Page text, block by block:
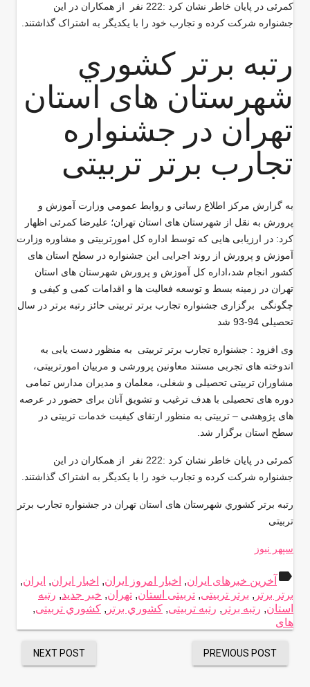
کمرئی در پایان خاطر نشان کرد :222 نفر از همکاران در این
جشنواره شرکت کرده و تجارب خود را با یکدیگر به اشتراک گذاشتند.
رتبه برتر كشوري
شهرستان های استان
تهران در جشنواره
تجارب برتر تربیتی
به گزارش مركز اطلاع رساني و روابط عمومي وزارت آموزش و
پرورش به نقل از شهرستان های استان تهران؛ علیرضا کمرئی اظهار
كرد: در ارزیابی هایی که توسط اداره کل امورتربیتی و مشاوره وزارت
آموزش و پرورش از روند اجرایی این جشنواره در سطح استان های
کشور انجام شد،اداره کل آموزش و پرورش شهرستان های استان
تهران در زمینه بسط و توسعه فعالیت ها و اقدامات کمی و کیفی و
چگونگی برگزاری جشنواره تجارب برتر تربیتی حائز رتبه برتر در سال
تحصیلی 94-93 شد
وی افزود : جشنواره تجارب برتر تربیتی به منظور دست یابی به
اندوخته های تجربی مستند معاونین پرورشی و مربیان امورتربیتی،
مشاوران تربیتی تحصیلی و شغلی، معلمان و مدیران مدارس تمامی
دوره های تحصیلی با هدف ترغیب و تشویق آنان برای حضور در عرصه
های پژوهشی – تربیتی به منظور ارتقای کیفیت خدمات تربیتی در
سطح استان برگزار شد.
کمرئی در پایان خاطر نشان کرد :222 نفر از همکاران در این
جشنواره شرکت کرده و تجارب خود را با یکدیگر به اشتراک گذاشتند.
رتبه برتر كشوري شهرستان های استان تهران در جشنواره تجارب برتر
تربیتی
سپهر نیوز
label آخرین خبرهای ایران, اخبار امروز ایران, اخبار ایران, ایران,
برتر برتر , برتر تربیتی, تربیتی استان, تهران, خبر جدید, رتبه
استان, رتبه برتر , رتبه تربیتی, كشوري برتر , كشوري تربیتی,
های
PREVIOUS POST
NEXT POST